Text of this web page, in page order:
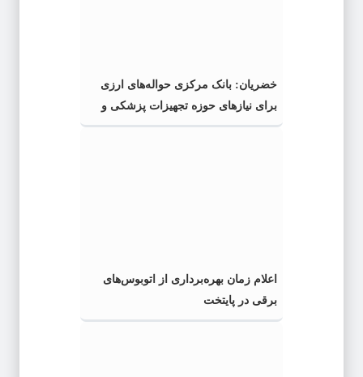
خضریان: بانک مرکزی حواله‌های ارزی
برای نیازهای حوزه تجهیزات پزشکی و
دارو را سریعتر پرداخت کند
اعلام زمان بهره‌برداری از اتوبوس‌های
برقی در پایتخت